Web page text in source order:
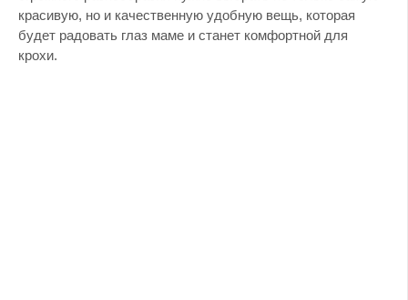
красивую, но и качественную удобную вещь, которая
будет радовать глаз маме и станет комфортной для
крохи.